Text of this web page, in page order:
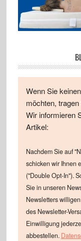
Wenn Sie
möchten,
Wir informieren
Artikel:
Nachdem Sie auf
schicken wir Ihnen
("Double Opt-In").
Sie in unseren
Newsletters
des Newsletter-
Einwilligung
abbestellen.